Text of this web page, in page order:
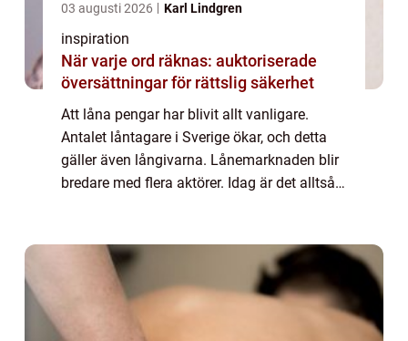
03 augusti 2026 Karl Lindgren
inspiration
När varje ord räknas: auktoriserade
översättningar för rättslig säkerhet
Att låna pengar har blivit allt vanligare.
Antalet låntagare i Sverige ökar, och detta
gäller även långivarna. Lånemarknaden blir
bredare med flera aktörer. Idag är det alltså